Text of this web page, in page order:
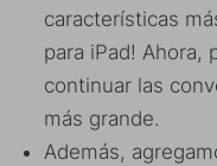
características
para iPad! Ahora,
continuar las
más grande.
Además,